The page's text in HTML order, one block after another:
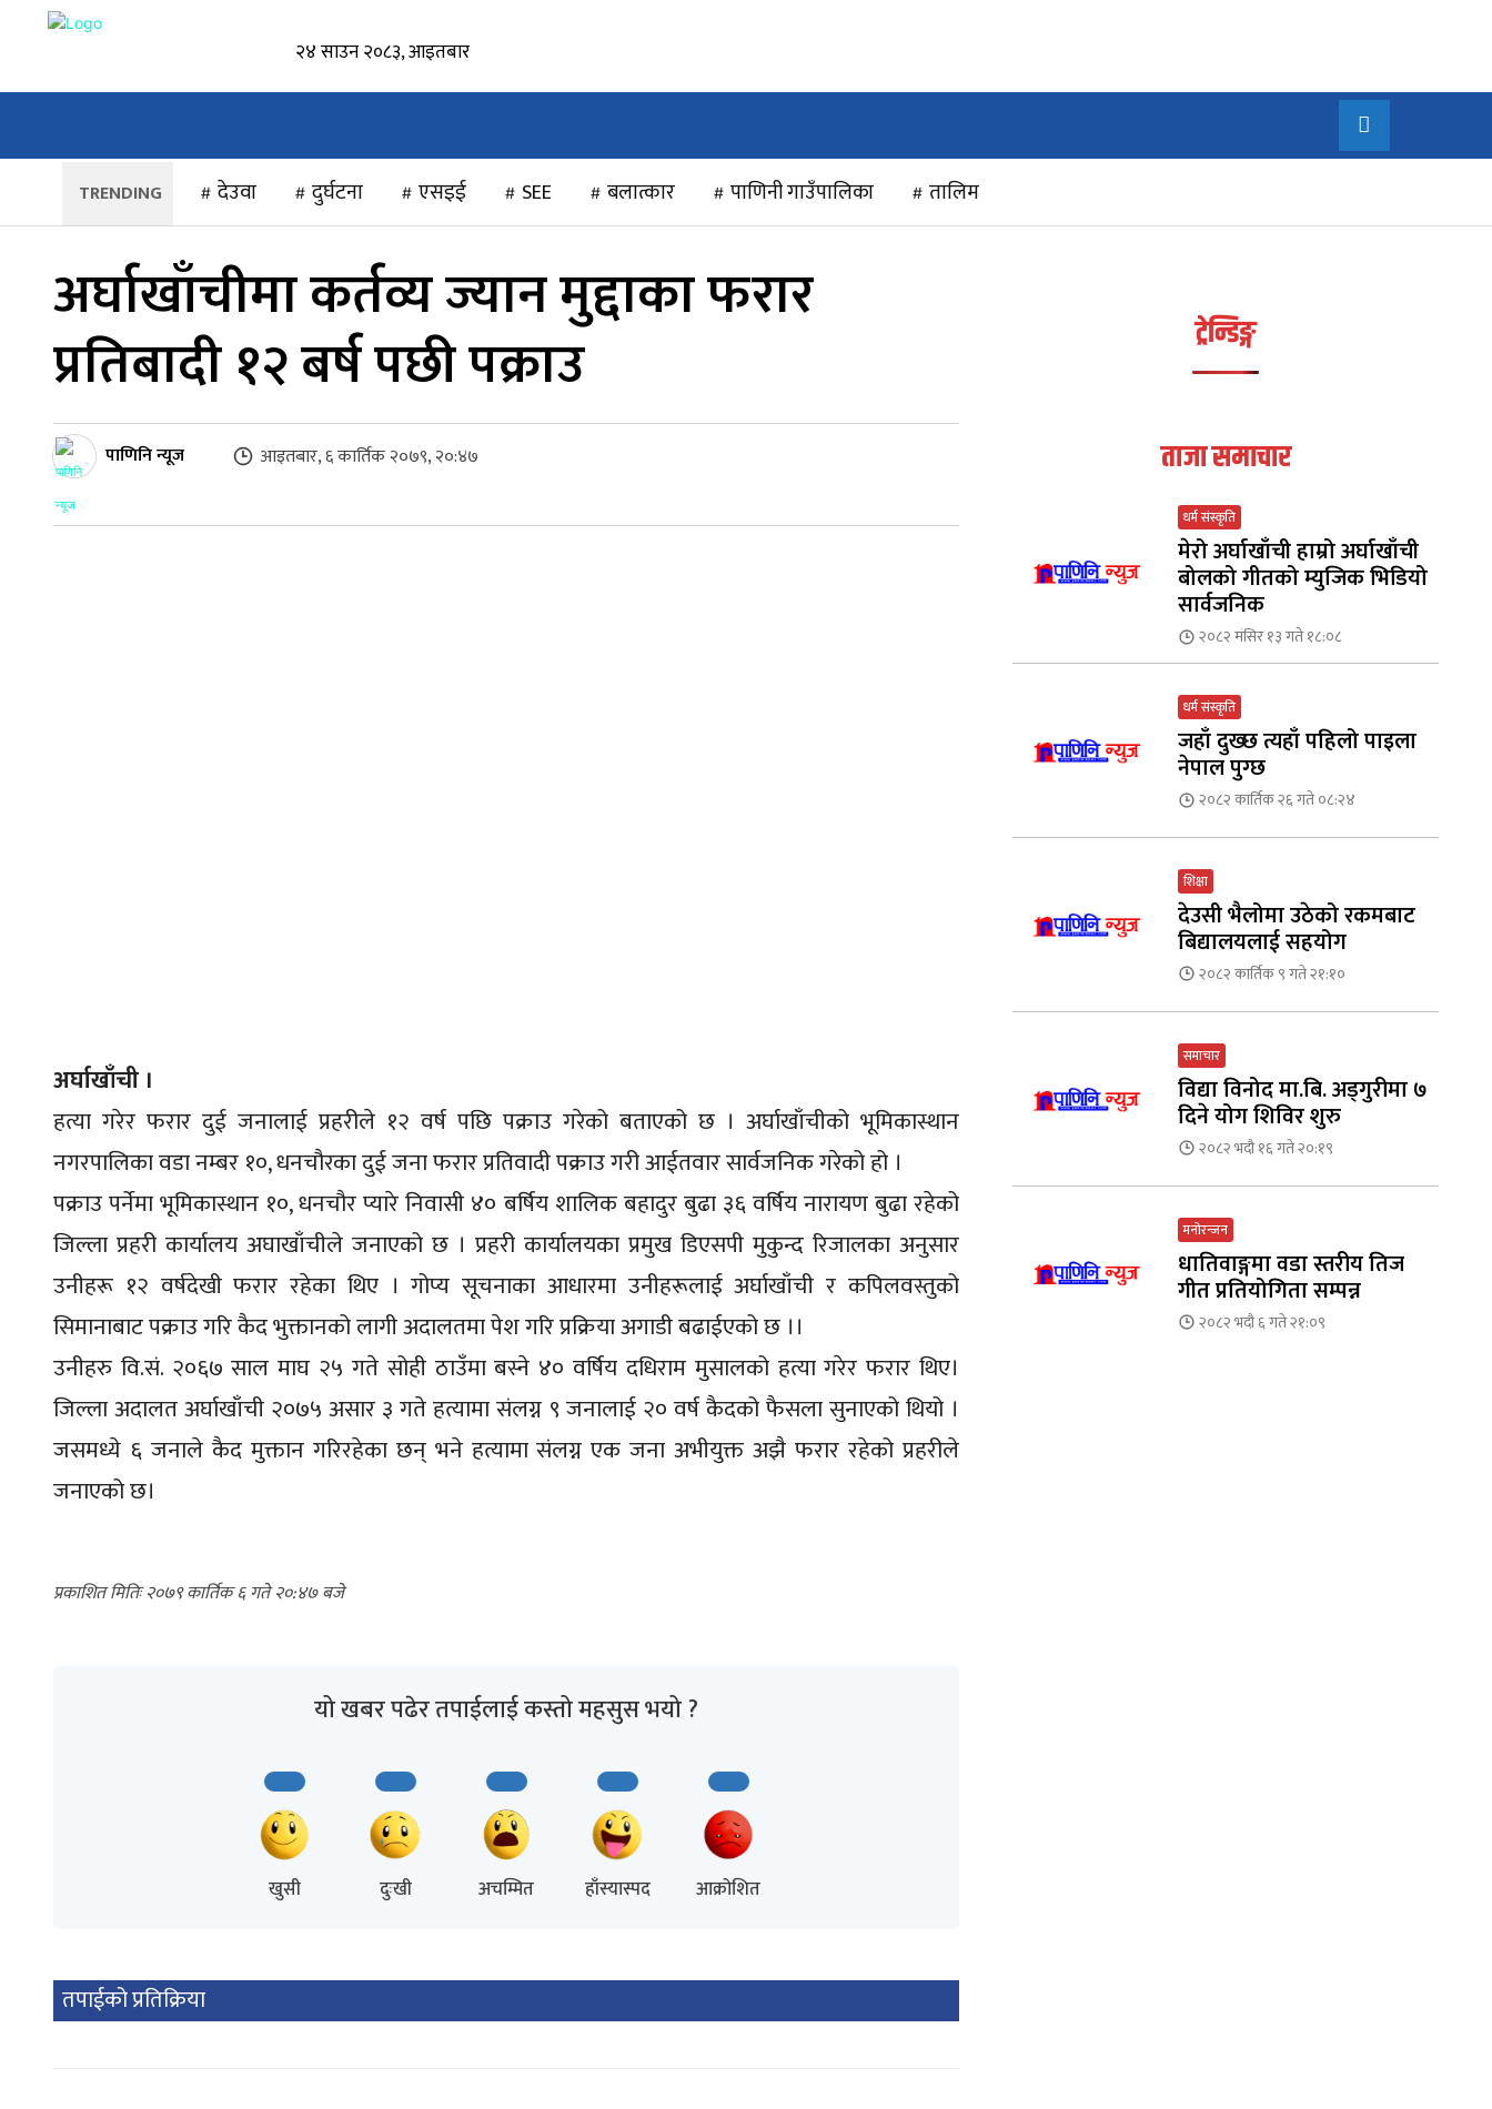
२४ साउन २०८३, आइतबार
देउवा दुर्घटना एसइई SEE बलात्कार पाणिनी गाउँपालिका तालिम
अर्घाखाँचीमा कर्तव्य ज्यान मुद्दाका फरार
प्रतिबादी १२ बर्ष पछी पक्राउ
पाणिनि न्यूज आइतबार, ६ कार्तिक २०७९, २०:४७
अर्घाखाँची ।
हत्या गरेर फरार दुई जनालाई प्रहरीले १२ वर्ष पछि पक्राउ गरेको बताएको छ । अर्घाखाँचीको भूमिकास्थान
नगरपालिका वडा नम्बर १०, धनचौरका दुई जना फरार प्रतिवादी पक्राउ गरी आईतवार सार्वजनिक गरेको हो ।
पक्राउ पर्नेमा भूमिकास्थान १०, धनचौर प्यारे निवासी ४० बर्षिय शालिक बहादुर बुढा ३६ वर्षिय नारायण बुढा रहेको
जिल्ला प्रहरी कार्यालय अघाखाँचीले जनाएको छ । प्रहरी कार्यालयका प्रमुख डिएसपी मुकुन्द रिजालका अनुसार
उनीहरू १२ वर्षदेखी फरार रहेका थिए । गोप्य सूचनाका आधारमा उनीहरूलाई अर्घाखाँची र कपिलवस्तुको
सिमानाबाट पक्राउ गरि कैद भुक्तानको लागी अदालतमा पेश गरि प्रक्रिया अगाडी बढाईएको छ ।।
उनीहरु वि.सं. २०६७ साल माघ २५ गते सोही ठाउँमा बस्ने ४० वर्षिय दधिराम मुसालको हत्या गरेर फरार थिए।
जिल्ला अदालत अर्घाखाँची २०७५ असार ३ गते हत्यामा संलग्न ९ जनालाई २० वर्ष कैदको फैसला सुनाएको थियो ।
जसमध्ये ६ जनाले कैद मुक्तान गरिरहेका छन् भने हत्यामा संलग्न एक जना अभीयुक्त अझै फरार रहेको प्रहरीले
जनाएको छ।
२०७९ कार्तिक ६ गते २०:४७
यो खबर पढेर तपाईलाई कस्तो महसुस भयो ?
खुसी दुःखी अचम्मित हाँस्यास्पद आक्रोशित
तपाईको प्रतिक्रिया
ट्रेन्डिङ्ग
ताजा समाचार
धर्म संस्कृति
मेरो अर्घाखाँची हाम्रो अर्घाखाँची
बोलको गीतको म्युजिक भिडियो
सार्वजनिक
२०८२ मंसिर १३ गते १८:०८
धर्म संस्कृति
जहाँ दुख्छ त्यहाँ पहिलो पाइला
नेपाल पुग्छ
२०८२ कार्तिक २६ गते ०८:२४
शिक्षा
देउसी भैलोमा उठेको रकमबाट
बिद्यालयलाई सहयोग
२०८२ कार्तिक ९ गते २१:१०
समाचार
विद्या विनोद मा.बि. अड्गुरीमा ७
दिने योग शिविर शुरु
२०८२ भदौ १६ गते २०:१९
मनोरन्जन
धातिवाङ्गमा वडा स्तरीय तिज
गीत प्रतियोगिता सम्पन्न
२०८२ भदौ ६ गते २१:०९